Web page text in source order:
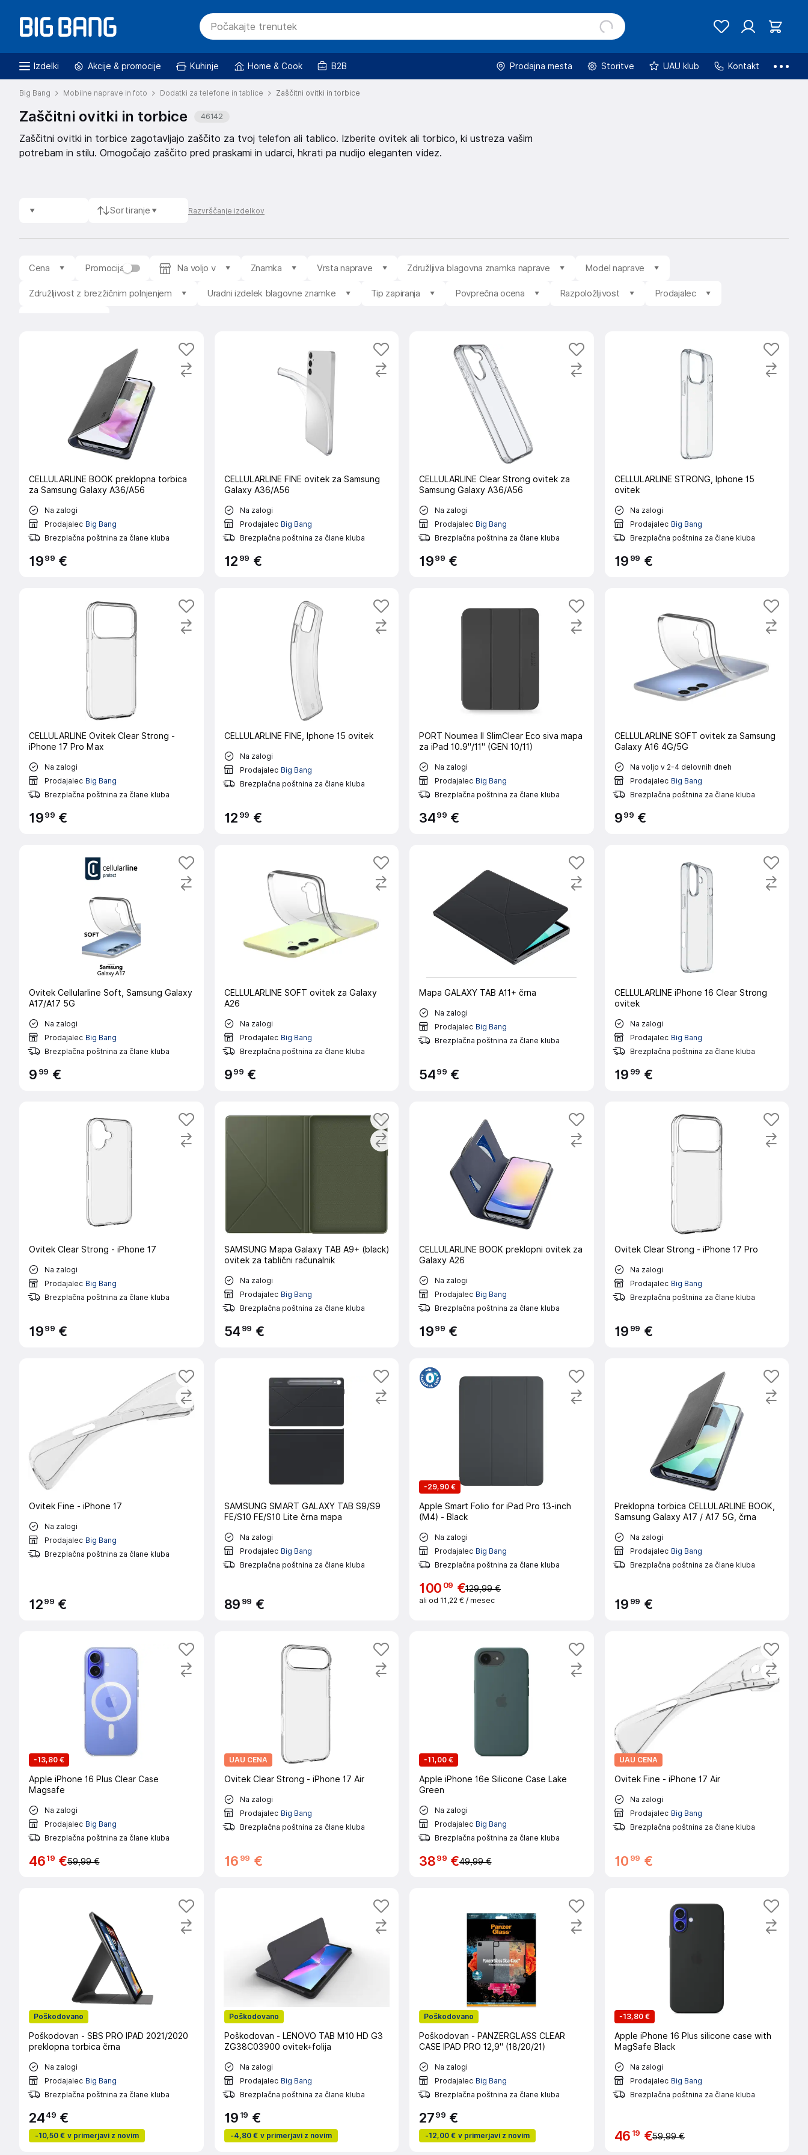
Izdelki Akcije & promocije Kuhinje Home & Cook B2B Prodajna mesta Storitve UAU klub Kontakt
Big Bang Mobilne naprave in foto Dodatki za telefone in tablice Zaščitni ovitki in torbice
Zaščitni ovitki in torbice 46142
Zaščitni ovitki in torbice zagotavljajo zaščito za tvoj telefon ali tablico. Izberite ovitek ali torbico, ki ustreza vašim
potrebam in stilu. Omogočajo zaščito pred praskami in udarci, hkrati pa nudijo eleganten videz.
Sortiranje Razvrščanje izdelkov
Cena Promocija Na voljo v Znamka Vrsta naprave Združljiva blagovna znamka naprave Model naprave
Združljivost z brezžičnim polnjenjem Uradni izdelek blagovne znamke Tip zapiranja Povprečna ocena Razpoložljivost Prodajalec
CELLULARLINE BOOK preklopna torbica
za Samsung Galaxy A36/A56
Na zalogi
Prodajalec Big Bang
Brezplačna poštnina za člane kluba
1999 €
CELLULARLINE FINE ovitek za Samsung
Galaxy A36/A56
Na zalogi
Prodajalec Big Bang
Brezplačna poštnina za člane kluba
12 99 €
CELLULARLINE Clear Strong ovitek za
Samsung Galaxy A36/A56
Na zalogi
Prodajalec Big Bang
Brezplačna poštnina za člane kluba
1999 €
CELLULARLINE STRONG, Iphone 15
ovitek
Na zalogi
Prodajalec Big Bang
Brezplačna poštnina za člane kluba
19 99 €
CELLULARLINE Ovitek Clear Strong -
iPhone 17 Pro Max
Na zalogi
Prodajalec Big Bang
Brezplačna poštnina za člane kluba
1999 €
CELLULARLINE FINE, Iphone 15 ovitek
Na zalogi
Prodajalec Big Bang
Brezplačna poštnina za člane kluba
12 99 €
PORT Noumea II SlimClear Eco siva mapa
za iPad 10.9"/11" (GEN 10/11)
Na zalogi
Prodajalec Big Bang
Brezplačna poštnina za člane kluba
3499 €
CELLULARLINE SOFT ovitek za Samsung
Galaxy A16 4G/5G
Na voljo v 2-4 delovnih dneh
Prodajalec Big Bang
Brezplačna poštnina za člane kluba
999 €
Ovitek Cellularline Soft, Samsung Galaxy
A17/A17 5G
Na zalogi
Prodajalec Big Bang
Brezplačna poštnina za člane kluba
9 99 €
CELLULARLINE SOFT ovitek za Galaxy
A26
Na zalogi
Prodajalec Big Bang
Brezplačna poštnina za člane kluba
999 €
Mapa GALAXY TAB A11+ črna
Na zalogi
Prodajalec Big Bang
Brezplačna poštnina za člane kluba
5499 €
CELLULARLINE iPhone 16 Clear Strong
ovitek
Na zalogi
Prodajalec Big Bang
Brezplačna poštnina za člane kluba
19 99 €
Ovitek Clear Strong - iPhone 17
Na zalogi
Prodajalec Big Bang
Brezplačna poštnina za člane kluba
1999 €
SAMSUNG Mapa Galaxy TAB A9+ (black)
ovitek za tablični računalnik
Na zalogi
Prodajalec Big Bang
Brezplačna poštnina za člane kluba
54 99 €
CELLULARLINE BOOK preklopni ovitek za
Galaxy A26
Na zalogi
Prodajalec Big Bang
Brezplačna poštnina za člane kluba
1999 €
Ovitek Clear Strong - iPhone 17 Pro
Na zalogi
Prodajalec Big Bang
Brezplačna poštnina za člane kluba
19 99 €
Ovitek Fine - iPhone 17
Na zalogi
Prodajalec Big Bang
Brezplačna poštnina za člane kluba
1299 €
SAMSUNG SMART GALAXY TAB S9/S9
FE/S10 FE/S10 Lite črna mapa
Na zalogi
Prodajalec Big Bang
Brezplačna poštnina za člane kluba
89 99 €
-29,90 €
Apple Smart Folio for iPad Pro 13-inch
(M4) - Black
Na zalogi
Prodajalec Big Bang
Brezplačna poštnina za člane kluba
100 09 €129,99 €
ali od 11,22 € / mesec
Preklopna torbica CELLULARLINE BOOK,
Samsung Galaxy A17 / A17 5G, črna
Na zalogi
Prodajalec Big Bang
Brezplačna poštnina za člane kluba
19 99 €
-13,80 €
Apple iPhone 16 Plus Clear Case
Magsafe
Na zalogi
Prodajalec Big Bang
Brezplačna poštnina za člane kluba
4619 €59,99 €
UAU CENA
Ovitek Clear Strong - iPhone 17 Air
Na zalogi
Prodajalec Big Bang
Brezplačna poštnina za člane kluba
16 99 €
-11,00 €
Apple iPhone 16e Silicone Case Lake
Green
Na zalogi
Prodajalec Big Bang
Brezplačna poštnina za člane kluba
3899 €49,99 €
UAU CENA
Ovitek Fine - iPhone 17 Air
Na zalogi
Prodajalec Big Bang
Brezplačna poštnina za člane kluba
10 99 €
Poškodovano
Poškodovan - SBS PRO IPAD 2021/2020
preklopna torbica črna
Na zalogi
Prodajalec Big Bang
Brezplačna poštnina za člane kluba
2449 €
-10,50 € v primerjavi z novim
Poškodovano
Poškodovan - LENOVO TAB M10 HD G3
ZG38C03900 ovitek+folija
Na zalogi
Prodajalec Big Bang
Brezplačna poštnina za člane kluba
19 19 €
-4,80 € v primerjavi z novim
Poškodovano
Poškodovan - PANZERGLASS CLEAR
CASE IPAD PRO 12,9" (18/20/21)
Na zalogi
Prodajalec Big Bang
Brezplačna poštnina za člane kluba
2799 €
-12,00 € v primerjavi z novim
-13,80 €
Apple iPhone 16 Plus silicone case with
MagSafe Black
Na zalogi
Prodajalec Big Bang
Brezplačna poštnina za člane kluba
46 19 €59,99 €